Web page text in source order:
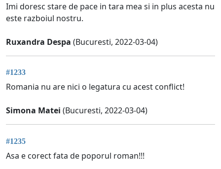
Imi doresc stare de pace in tara mea si in plus acesta nu
este razboiul nostru.
Ruxandra Despa (Bucuresti, 2022-03-04)
#1233
Romania nu are nici o legatura cu acest conflict!
Simona Matei (Bucuresti, 2022-03-04)
#1235
Asa e corect fata de poporul roman!!!